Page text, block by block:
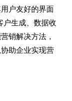
户友好的界面
生成、数据收
销解决方法，
助企业实现营